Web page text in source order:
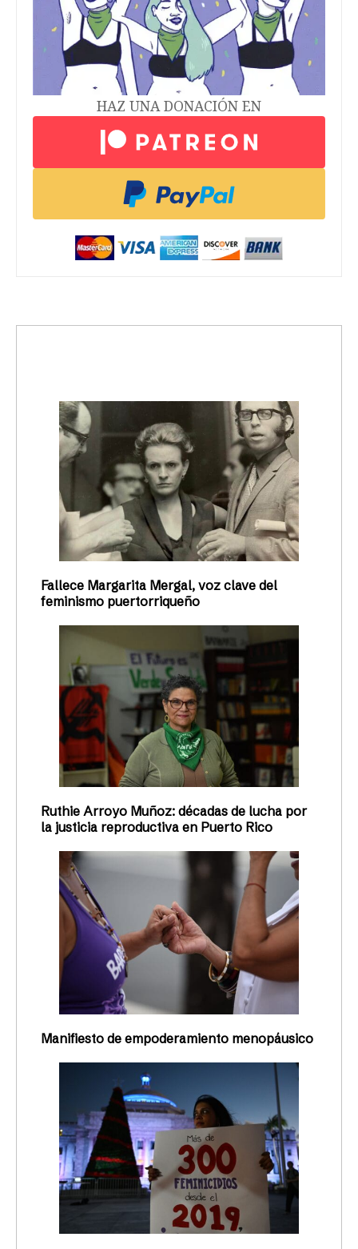
HAZ UNA DONACIÓN EN
Fallece Margarita Mergal, voz clave del
feminismo puertorriqueño
Ruthie Arroyo Muñoz: décadas de lucha por
la justicia reproductiva en Puerto Rico
Manifiesto de empoderamiento menopáusico